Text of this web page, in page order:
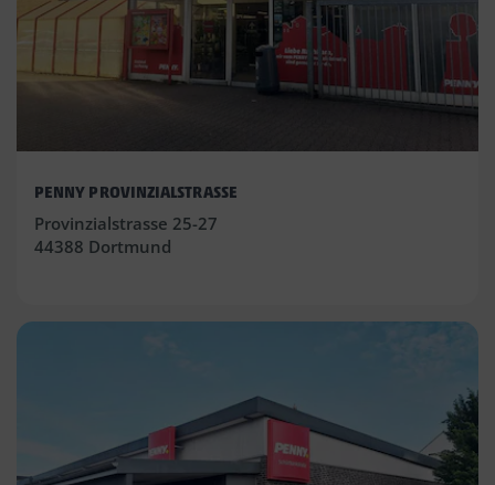
PENNY PROVINZIALSTRASSE
Provinzialstrasse 25-27
44388 Dortmund